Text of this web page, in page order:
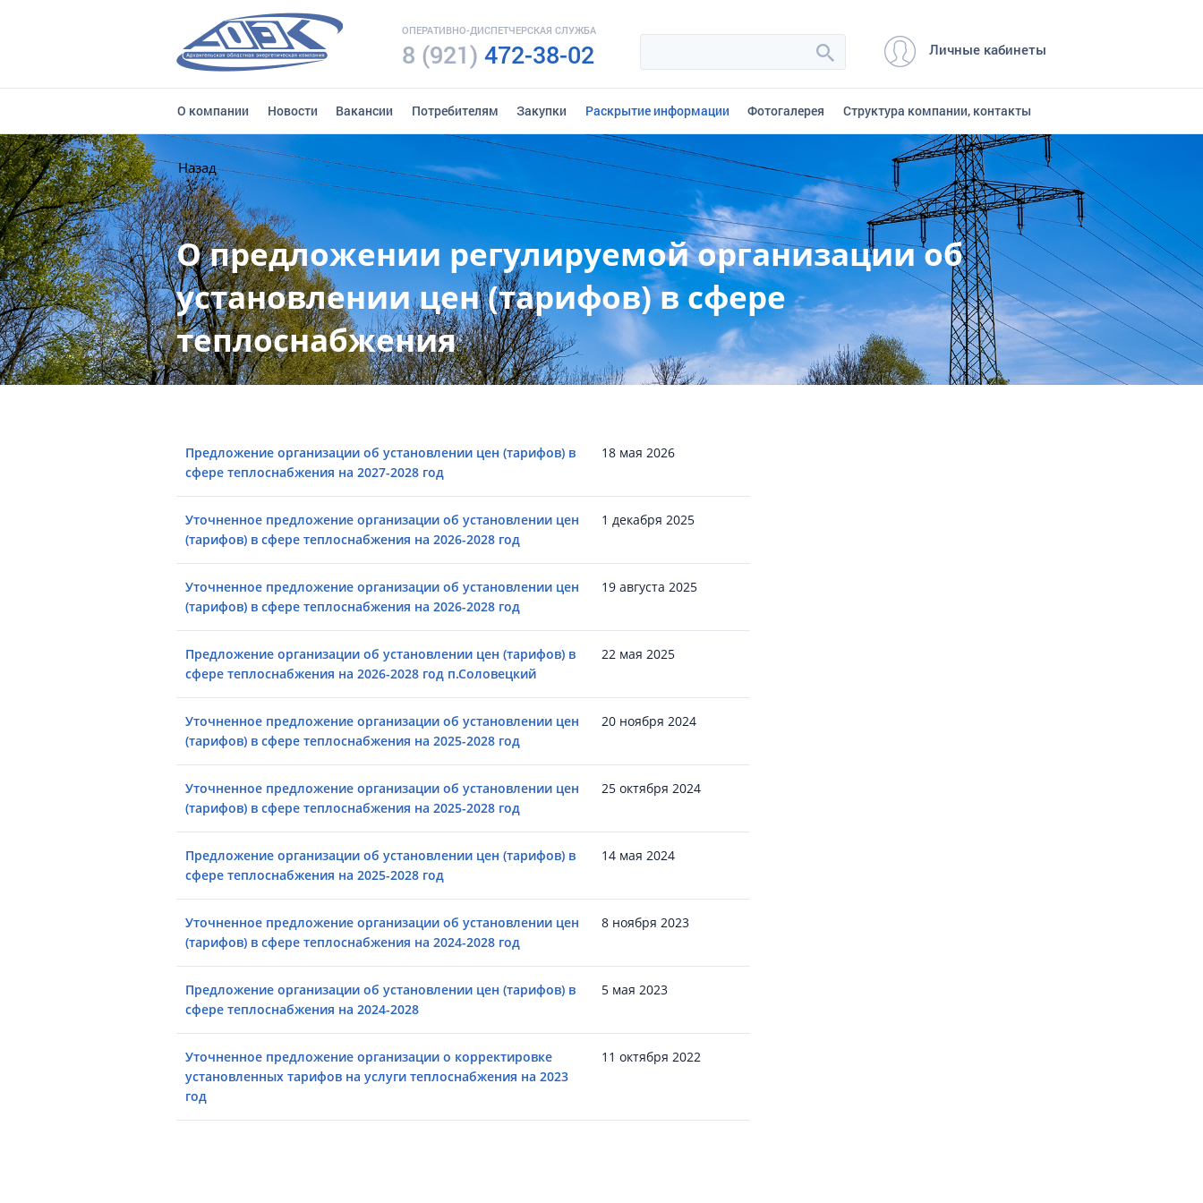
ОПЕРАТИВНО-ДИСПЕТЧЕРСКАЯ СЛУЖБА
8 (921) 472-38-02 Личные кабинеты
О компании Новости Вакансии Потребителям Закупки Раскрытие информации Фотогалерея Структура компании, контакты
Назад
О предложении регулируемой организации об
установлении цен (тарифов) в сфере
теплоснабжения
Предложение организации об установлении цен (тарифов) в
сфере теплоснабжения на 2027-2028 год
18 мая 2026
Уточненное предложение организации об установлении цен
(тарифов) в сфере теплоснабжения на 2026-2028 год
1 декабря 2025
Уточненное предложение организации об установлении цен
(тарифов) в сфере теплоснабжения на 2026-2028 год
19 августа 2025
Предложение организации об установлении цен (тарифов) в
сфере теплоснабжения на 2026-2028 год п.Соловецкий
22 мая 2025
Уточненное предложение организации об установлении цен
(тарифов) в сфере теплоснабжения на 2025-2028 год
20 ноября 2024
Уточненное предложение организации об установлении цен
(тарифов) в сфере теплоснабжения на 2025-2028 год
25 октября 2024
Предложение организации об установлении цен (тарифов) в
сфере теплоснабжения на 2025-2028 год
14 мая 2024
Уточненное предложение организации об установлении цен
(тарифов) в сфере теплоснабжения на 2024-2028 год
8 ноября 2023
Предложение организации об установлении цен (тарифов) в
сфере теплоснабжения на 2024-2028
5 мая 2023
Уточненное предложение организации о корректировке
установленных тарифов на услуги теплоснабжения на 2023
год
11 октября 2022